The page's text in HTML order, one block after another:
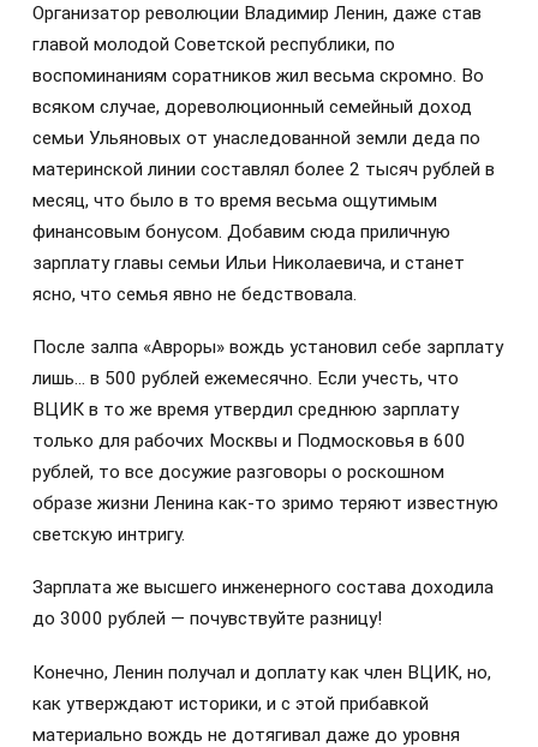
Организатор революции Владимир Ленин, даже став
главой молодой Советской республики, по
воспоминаниям соратников жил весьма скромно. Во
всяком случае, дореволюционный семейный доход
семьи Ульяновых от унаследованной земли деда по
материнской линии составлял более 2 тысяч рублей в
месяц, что было в то время весьма ощутимым
финансовым бонусом. Добавим сюда приличную
зарплату главы семьи Ильи Николаевича, и станет
ясно, что семья явно не бедствовала.
После залпа «Авроры» вождь установил себе зарплату
лишь… в 500 рублей ежемесячно. Если учесть, что
ВЦИК в то же время утвердил среднюю зарплату
только для рабочих Москвы и Подмосковья в 600
рублей, то все досужие разговоры о роскошном
образе жизни Ленина как-то зримо теряют известную
светскую интригу.
Зарплата же высшего инженерного состава доходила
до 3000 рублей — почувствуйте разницу!
Конечно, Ленин получал и доплату как член ВЦИК, но,
как утверждают историки, и с этой прибавкой
материально вождь не дотягивал даже до уровня